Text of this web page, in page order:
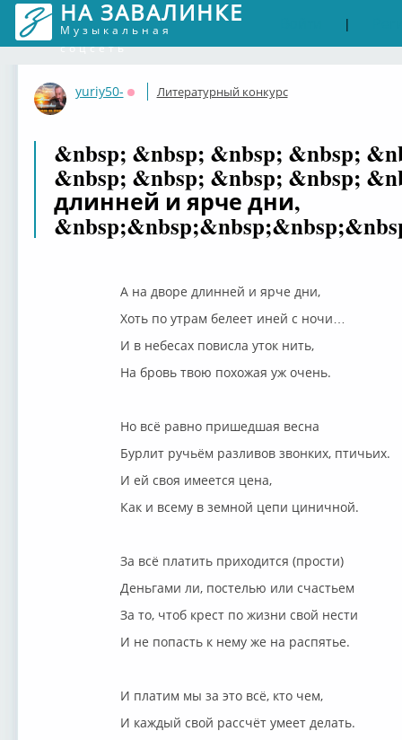
НА ЗАВАЛИНКЕ
Музыкальная
соцсеть
|
yuriy50-
Оффлайн
Литературный конкурс
&nbsp; &nbsp; &nbsp; &nbsp;
&nbsp; &nbsp; &nbsp; &nbsp;
длинней и ярче дни,
А на дворе длинней и ярче дни,
Хоть по утрам белеет иней с ночи…
И в небесах повисла уток нить,
На бровь твою похожая уж очень.
Но всё равно пришедшая весна
Бурлит ручьём разливов звонких, птичьих.
И ей своя имеется цена,
Как и всему в земной цепи циничной.
За всё платить приходится (прости)
Деньгами ли, постелью или счастьем
За то, чтоб крест по жизни свой нести
И не попасть к нему же на распятье.
И платим мы за это всё, кто чем,
И каждый свой рассчёт умеет делать.